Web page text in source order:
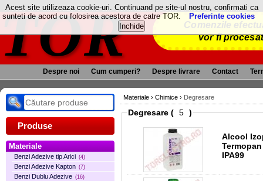
TOR
Comenzile
vor fi
Despre noi Cum cumperi? Despre livrare Contact
Produse
Materiale
Benzi Adezive tip Arici (4)
Benzi Adezive Kapton (7)
Benzi Dublu Adezive (16)
Materiale › Chimice › Degresare
Degresare ( )
Alcool
IPA99
Acest site utilizeaza cookie-uri. Continuand pe site-ul nostru, confirmati ca
sunteti de acord cu folosirea acestora de catre TOR.
Preferinte cookies